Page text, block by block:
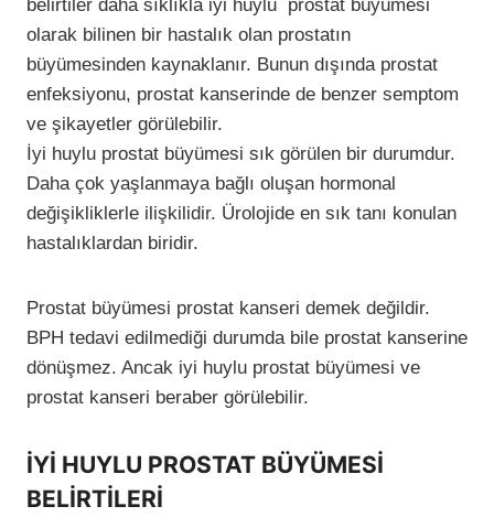
belirtiler daha sıklıkla iyi huylu prostat büyümesi
olarak bilinen bir hastalık olan prostatın
büyümesinden kaynaklanır. Bunun dışında prostat
enfeksiyonu, prostat kanserinde de benzer semptom
ve şikayetler görülebilir.
İyi huylu prostat büyümesi sık görülen bir durumdur.
Daha çok yaşlanmaya bağlı oluşan hormonal
değişikliklerle ilişkilidir. Ürolojide en sık tanı konulan
hastalıklardan biridir.
Prostat büyümesi prostat kanseri demek değildir.
BPH tedavi edilmediği durumda bile prostat kanserine
dönüşmez. Ancak iyi huylu prostat büyümesi ve
prostat kanseri beraber görülebilir.
İYİ HUYLU PROSTAT BÜYÜMESİ
BELİRTİLERİ